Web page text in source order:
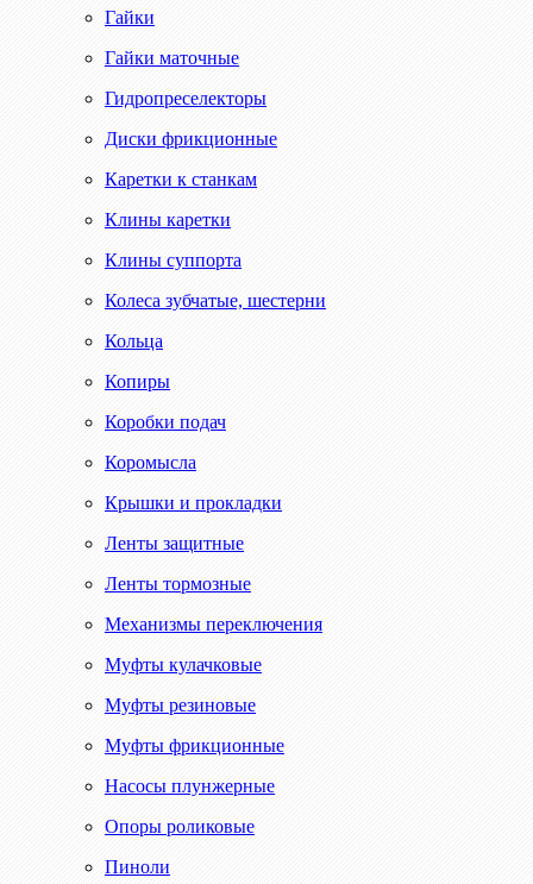
Гайки
Гайки маточные
Гидропреселекторы
Диски фрикционные
Каретки к станкам
Клины каретки
Клины суппорта
Колеса зубчатые, шестерни
Кольца
Копиры
Коробки подач
Коромысла
Крышки и прокладки
Ленты защитные
Ленты тормозные
Механизмы переключения
Муфты кулачковые
Муфты резиновые
Муфты фрикционные
Насосы плунжерные
Опоры роликовые
Пиноли